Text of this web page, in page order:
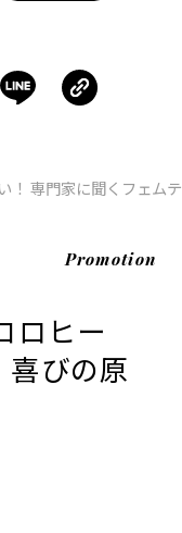
！ 専門家に聞くフェム
Promotion
ロヒー
びの原